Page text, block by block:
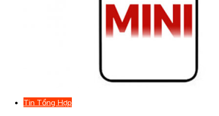
Tin Tổng Hợp